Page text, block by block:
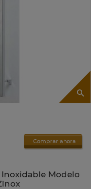
Comprar ahora
Inoxidable Modelo